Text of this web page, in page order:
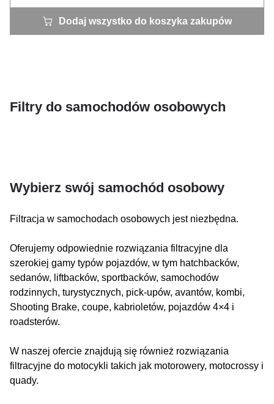
Dodaj wszystko do koszyka zakupów
Filtry do samochodów osobowych
Wybierz swój samochód osobowy
Filtracja w samochodach osobowych jest niezbędna.
Oferujemy odpowiednie rozwiązania filtracyjne dla
szerokiej gamy typów pojazdów, w tym hatchbacków,
sedanów, liftbacków, sportbacków, samochodów
rodzinnych, turystycznych, pick-upów, avantów, kombi,
Shooting Brake, coupe, kabrioletów, pojazdów 4×4 i
roadsterów.
W naszej ofercie znajdują się również rozwiązania
filtracyjne do motocykli takich jak motorowery, motocrossy i
quady.